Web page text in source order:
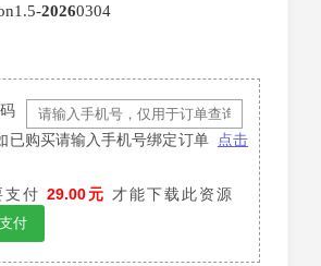
20260304
已购买请输入手机号绑定订单
点击
支付 29.00元 才能下载此资源
付